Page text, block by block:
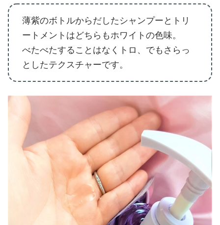
薄紫のボトルからだしたシャンプーとトリ
ートメントはどちらもホワイトの色味。
べたべたすることはなくトロ、でもさらっ
としたテクスチャーです。